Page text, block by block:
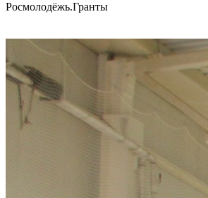
Росмолодёжь.Гранты